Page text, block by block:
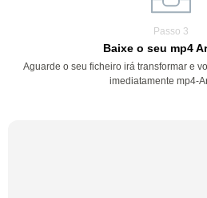
Passo 3
Baixe o seu mp4
Aguarde o seu ficheiro irá transformar e
imediatamente mp4-